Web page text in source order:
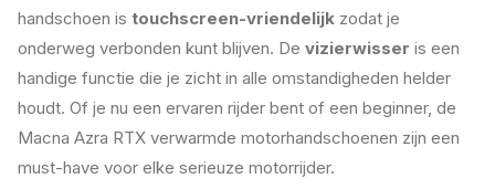
handschoen is touchscreen-vriendelijk zodat je
onderweg verbonden kunt blijven. De vizierwisser is een
handige functie die je zicht in alle omstandigheden helder
houdt. Of je nu een ervaren rijder bent of een beginner, de
Macna Azra RTX verwarmde motorhandschoenen zijn een
must-have voor elke serieuze motorrijder.